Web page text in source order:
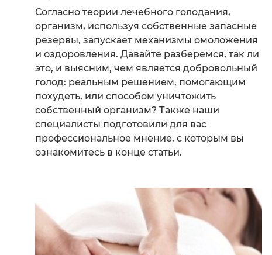
Согласно теории лечебного голодания,
организм, используя собственные запасные
резервы, запускает механизмы омоложения
и оздоровления. Давайте разберемся, так ли
это, и выясним, чем является добровольный
голод: реальным решением, помогающим
похудеть, или способом уничтожить
собственный организм? Также наши
специалисты подготовили для вас
профессиональное мнение, с которым вы
ознакомитесь в конце статьи.